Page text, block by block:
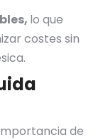
lo que
costes sin
de